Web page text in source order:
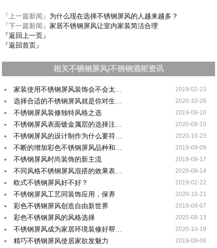
『上一篇新闻』 为什么现在选择不锈钢屏风的人越来越多？
『下一篇新闻』家居不锈钢屏风让室内家装简洁合理
『返回上一页』
『返回首页』
相关不锈钢屏风|不锈钢酒柜资讯
家装使用不锈钢屏风装饰会不会太… 2019-02-23
选择合适的不锈钢屏风就是你对生… 2020-10-26
不锈钢屏风装修独特风格之选 2019-09-10
不锈钢屏风表面镀金属层的选择注… 2020-08-15
不锈钢屏风的设计制作为什么要符… 2020-10-23
不断的增加彩色不锈钢屏风品种和… 2019-09-09
不锈钢屏风时尚装饰的新主流 2018-08-17
不同风格不锈钢屏风混搭的效果表… 2020-08-14
欧式不锈钢屏风好不好？ 2019-02-22
不锈钢屏风工艺同装饰应用，保养 2020-10-21
彩色不锈钢屏风创造自由新世界 2019-09-07
彩色不锈钢屏风的风格选择 2020-08-13
不锈钢屏风成为家居环境装修好帮… 2020-10-19
精巧不锈钢屏风使居家欲发魅力 2019-09-06